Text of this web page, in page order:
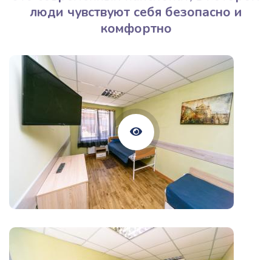
люди чувствуют себя безопасно и
комфортно